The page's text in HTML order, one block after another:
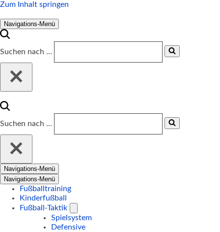
Zum Inhalt springen
Navigations-Menü
Suchen nach …
Suchen nach …
Navigations-Menü
Navigations-Menü
Fußballtraining
Kinderfußball
Fußball-Taktik
Spielsystem
Defensive